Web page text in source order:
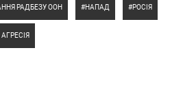
РАДБЕЗУ ООН НАПАД РОСІЯ